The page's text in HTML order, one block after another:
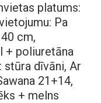
platums:
Pa
cm,
+ poliuretāna
stūra dīvāni, Ar
21+14,
+ melns